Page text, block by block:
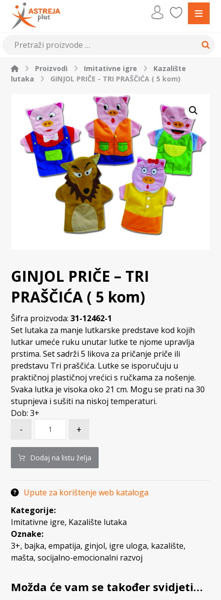
Proizvodi Imitativne igre
Kazalište
lutaka
GINJOL PRIČE - TRI PRAŠČIĆA ( 5 kom)
GINJOL PRIČE – TRI
PRAŠČIĆA ( 5 kom)
Šifra proizvoda:31-12462-1
Set lutaka za manje lutkarske predstave kod kojih
lutkar umeće ruku unutar lutke te njome upravlja
prstima. Set sadrži 5 likova za pričanje priče ili
predstavu Tri praščića. Lutke se isporučuju u
praktičnoj plastičnoj vrećici s ručkama za nošenje.
Svaka lutka je visoka oko 21 cm. Mogu se prati na 30
stupnjeva i sušiti na niskoj temperaturi.
Dob: 3+
- +
Dodaj na listu želja
Upute za korištenje web kataloga
Kategorije:
Imitativne igre, Kazalište lutaka
Oznake:
3+, bajka,empatija, ginjol, igre uloga, kazalište,
mašta,socijalno-emocionalni razvoj
Možda će vam se također svidjeti…